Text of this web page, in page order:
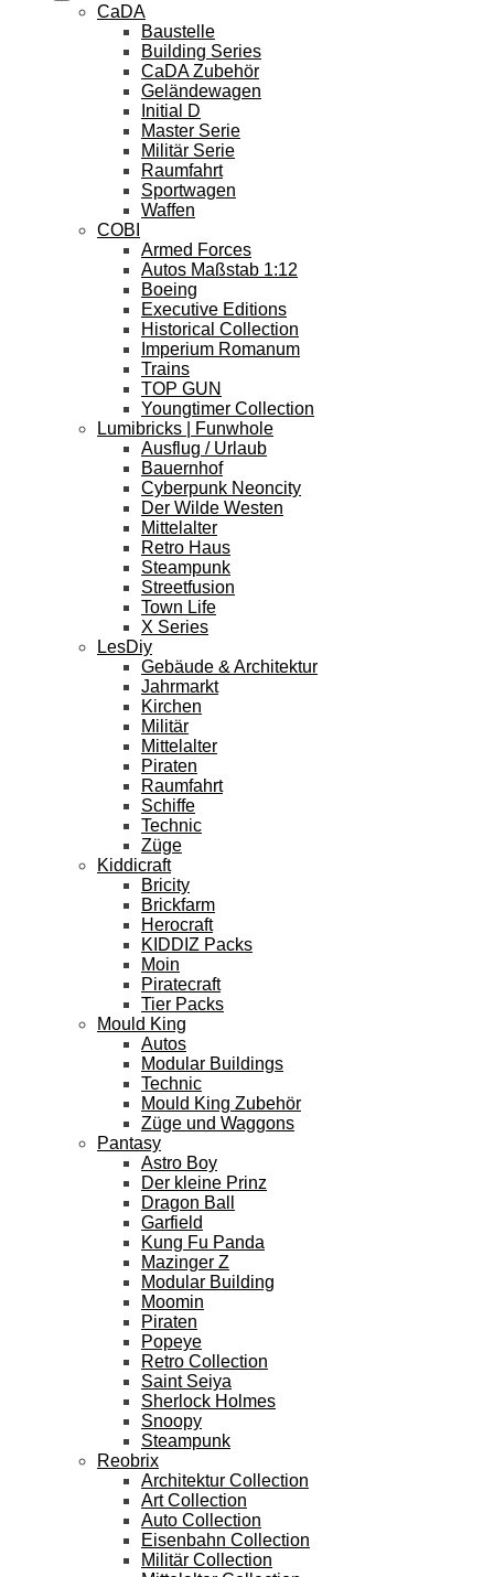
CaDA
Baustelle
Building Series
CaDA Zubehör
Geländewagen
Initial D
Master Serie
Militär Serie
Raumfahrt
Sportwagen
Waffen
COBI
Armed Forces
Autos Maßstab 1:12
Boeing
Executive Editions
Historical Collection
Imperium Romanum
Trains
TOP GUN
Youngtimer Collection
Lumibricks | Funwhole
Ausflug / Urlaub
Bauernhof
Cyberpunk Neoncity
Der Wilde Westen
Mittelalter
Retro Haus
Steampunk
Streetfusion
Town Life
X Series
LesDiy
Gebäude & Architektur
Jahrmarkt
Kirchen
Militär
Mittelalter
Piraten
Raumfahrt
Schiffe
Technic
Züge
Kiddicraft
Bricity
Brickfarm
Herocraft
KIDDIZ Packs
Moin
Piratecraft
Tier Packs
Mould King
Autos
Modular Buildings
Technic
Mould King Zubehör
Züge und Waggons
Pantasy
Astro Boy
Der kleine Prinz
Dragon Ball
Garfield
Kung Fu Panda
Mazinger Z
Modular Building
Moomin
Piraten
Popeye
Retro Collection
Saint Seiya
Sherlock Holmes
Snoopy
Steampunk
Reobrix
Architektur Collection
Art Collection
Auto Collection
Eisenbahn Collection
Militär Collection